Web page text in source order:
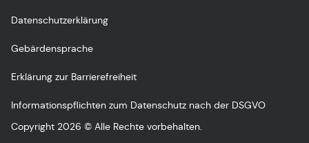
Datenschutzerklärung
Gebärdensprache
Erklärung zur Barrierefreiheit
Informationspflichten zum Datenschutz nach der DSGVO
Copyright 2026 © Alle Rechte vorbehalten.